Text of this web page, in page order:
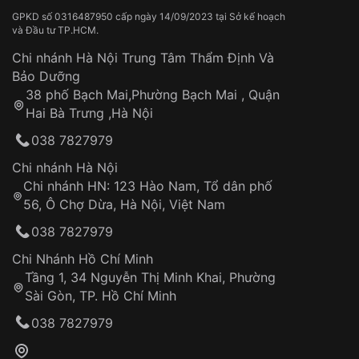
dây đeo khác.
Theo chất liệu dây đeo
Theo phong cách
Đồng hồ dây kim loại thể thao:
thiết kế mạnh mẽ,
đồng hồ này phù hợp cho những người thích vận
GPKD số 0316487950 cấp ngày 14/09/2023 tại Sở kế hoạch
và Đầu tư TP.HCM.
Chi nhánh Hà Nội Trung Tâm Thẩm Định Và
Bảo Dưỡng
38 phố Bạch Mai,Phường Bạch Mai , Quận
Hai Bà Trưng ,Hà Nội
038 7827979
Chi nhánh Hà Nội
Chi nhánh HN: 123 Hào Nam, Tổ dân phố
56, Ô Chợ Dừa, Hà Nội, Việt Nam
038 7827979
Chi Nhánh Hồ Chí Minh
Tầng 1, 34 Nguyễn Thị Minh Khai, Phường
Sài Gòn, TP. Hồ Chí Minh
038 7827979